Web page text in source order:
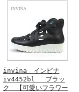
invina インビナ
iv4452bl ブラッ
ク 【可愛いフラワー